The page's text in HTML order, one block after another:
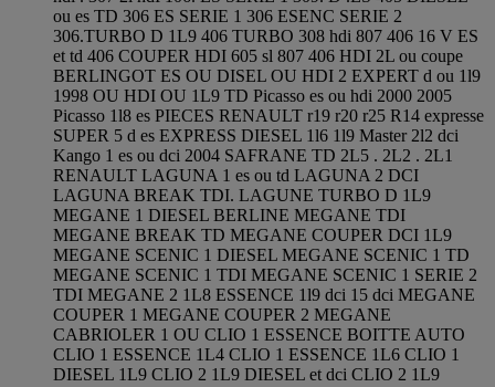
ou es TD 306 ES SERIE 1 306 ESENC SERIE 2
306.TURBO D 1L9 406 TURBO 308 hdi 807 406 16 V ES
et td 406 COUPER HDI 605 sl 807 406 HDI 2L ou coupe
BERLINGOT ES OU DISEL OU HDI 2 EXPERT d ou 1l9
1998 OU HDI OU 1L9 TD Picasso es ou hdi 2000 2005
Picasso 1l8 es PIECES RENAULT r19 r20 r25 R14 expresse
SUPER 5 d es EXPRESS DIESEL 1l6 1l9 Master 2l2 dci
Kango 1 es ou dci 2004 SAFRANE TD 2L5 . 2L2 . 2L1
RENAULT LAGUNA 1 es ou td LAGUNA 2 DCI
LAGUNA BREAK TDI. LAGUNE TURBO D 1L9
MEGANE 1 DIESEL BERLINE MEGANE TDI
MEGANE BREAK TD MEGANE COUPER DCI 1L9
MEGANE SCENIC 1 DIESEL MEGANE SCENIC 1 TD
MEGANE SCENIC 1 TDI MEGANE SCENIC 1 SERIE 2
TDI MEGANE 2 1L8 ESSENCE 1l9 dci 15 dci MEGANE
COUPER 1 MEGANE COUPER 2 MEGANE
CABRIOLER 1 OU CLIO 1 ESSENCE BOITTE AUTO
CLIO 1 ESSENCE 1L4 CLIO 1 ESSENCE 1L6 CLIO 1
DIESEL 1L9 CLIO 2 1L9 DIESEL et dci CLIO 2 1L9